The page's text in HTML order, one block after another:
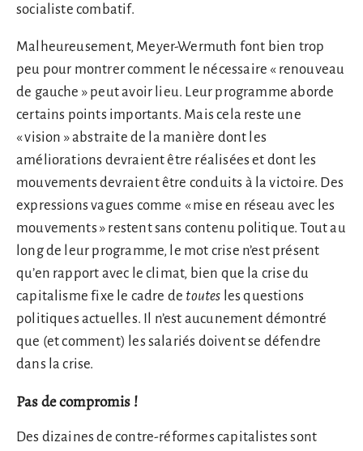
socialiste combatif.
Malheureusement, Meyer-Wermuth font bien trop
peu pour montrer comment le nécessaire « renouveau
de gauche » peut avoir lieu. Leur programme aborde
certains points importants. Mais cela reste une
« vision » abstraite de la manière dont les
améliorations devraient être réalisées et dont les
mouvements devraient être conduits à la victoire. Des
expressions vagues comme « mise en réseau avec les
mouvements » restent sans contenu politique. Tout au
long de leur programme, le mot crise n’est présent
qu’en rapport avec le climat, bien que la crise du
capitalisme fixe le cadre de toutes les questions
politiques actuelles. Il n’est aucunement démontré
que (et comment) les salariés doivent se défendre
dans la crise.
Pas de compromis !
Des dizaines de contre-réformes capitalistes sont